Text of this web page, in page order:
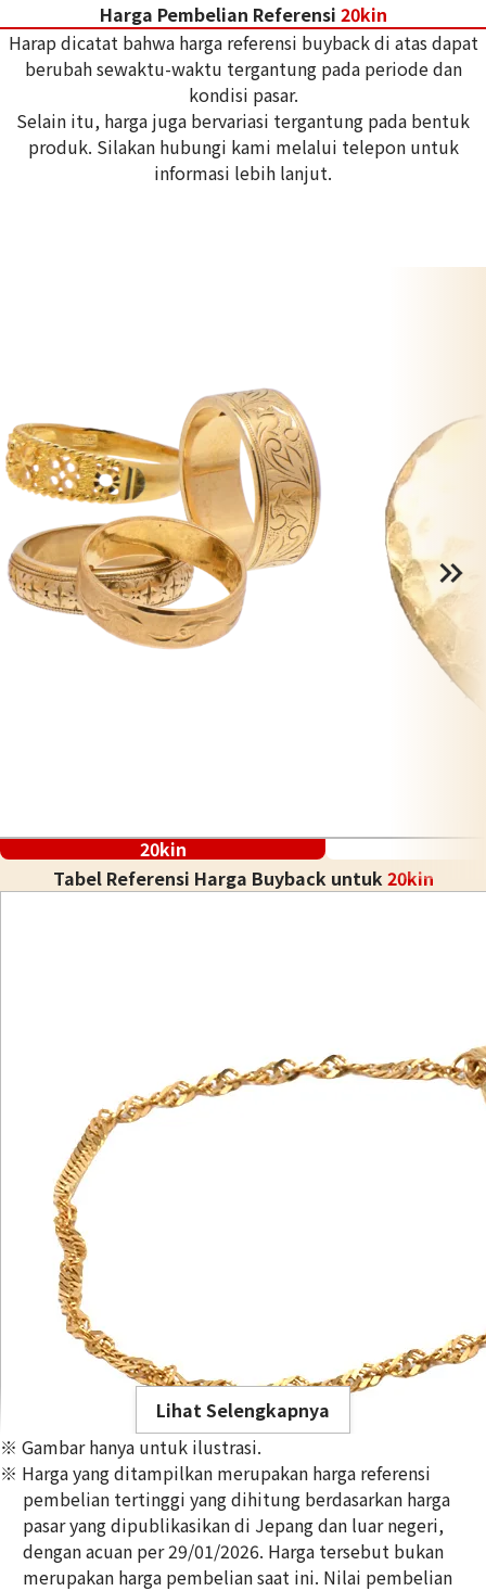
Harga Pembelian Referensi 20kin
Harap dicatat bahwa harga referensi buyback di atas dapat
berubah sewaktu-waktu tergantung pada periode dan
kondisi pasar.
Selain itu, harga juga bervariasi tergantung pada bentuk
produk. Silakan hubungi kami melalui telepon untuk
informasi lebih lanjut.
20kin
Tabel Referensi Harga Buyback untuk20kin
20K gold (K20) bracelet
2,6g
Lihat Selengkapnya
※ Gambar hanya untuk ilustrasi.
※ Harga yang ditampilkan merupakan harga referensi
pembelian tertinggi yang dihitung berdasarkan harga
pasar yang dipublikasikan di Jepang dan luar negeri,
dengan acuan per 29/01/2026. Harga tersebut bukan
merupakan harga pembelian saat ini. Nilai pembelian